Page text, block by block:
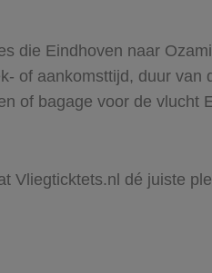
die Eindhoven naar
of aankomsttijd, duur van
of bagage voor de vlucht
Vliegticktets.nl dé juiste